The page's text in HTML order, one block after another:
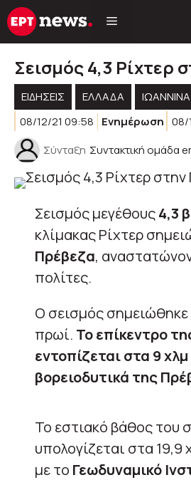
Μετάβαση
σε
Σεισμός 4,3 Ρίχτερ
ΕΙΔΗΣΕΙΣ ΕΛΛΑΔΑ
ΙΩΑΝΝΙΝΑ
08/12/21 09:58
Ενημέρωση 08/
Σύνταξη Συντακτική ομάδα
Σεισμός μεγέθους4,3
κλίμακας Ρίχτερ
Πρέβεζα,
πολίτες.
Ο σεισμός σημειώθηκε
πρωί. Το επίκεντρο
εντοπίζεται στα 9
βορειοδυτικά της
Το εστιακό βάθος του
υπολογίζεται στα
με το Γεωδυναμικό